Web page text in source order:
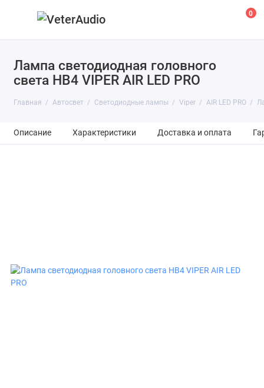
0
Лампа светодиодная головного
света HB4 VIPER AIR LED PRO
Главная Автосвет Светодиодные лампы Viper AIR LED PRO
Описание Характеристики Доставка и оплата